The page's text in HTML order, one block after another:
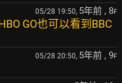
05/28 19:50, 5年前 , 8F
GO也可以看到BBC
05/28 20:50, 5年前 , 9F